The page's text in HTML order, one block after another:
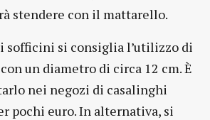
stendere con il mattarello.
sofficini si consiglia l’utilizzo di
un diametro di circa 12 cm. È
nei negozi di casalinghi
pochi euro. In alternativa, si